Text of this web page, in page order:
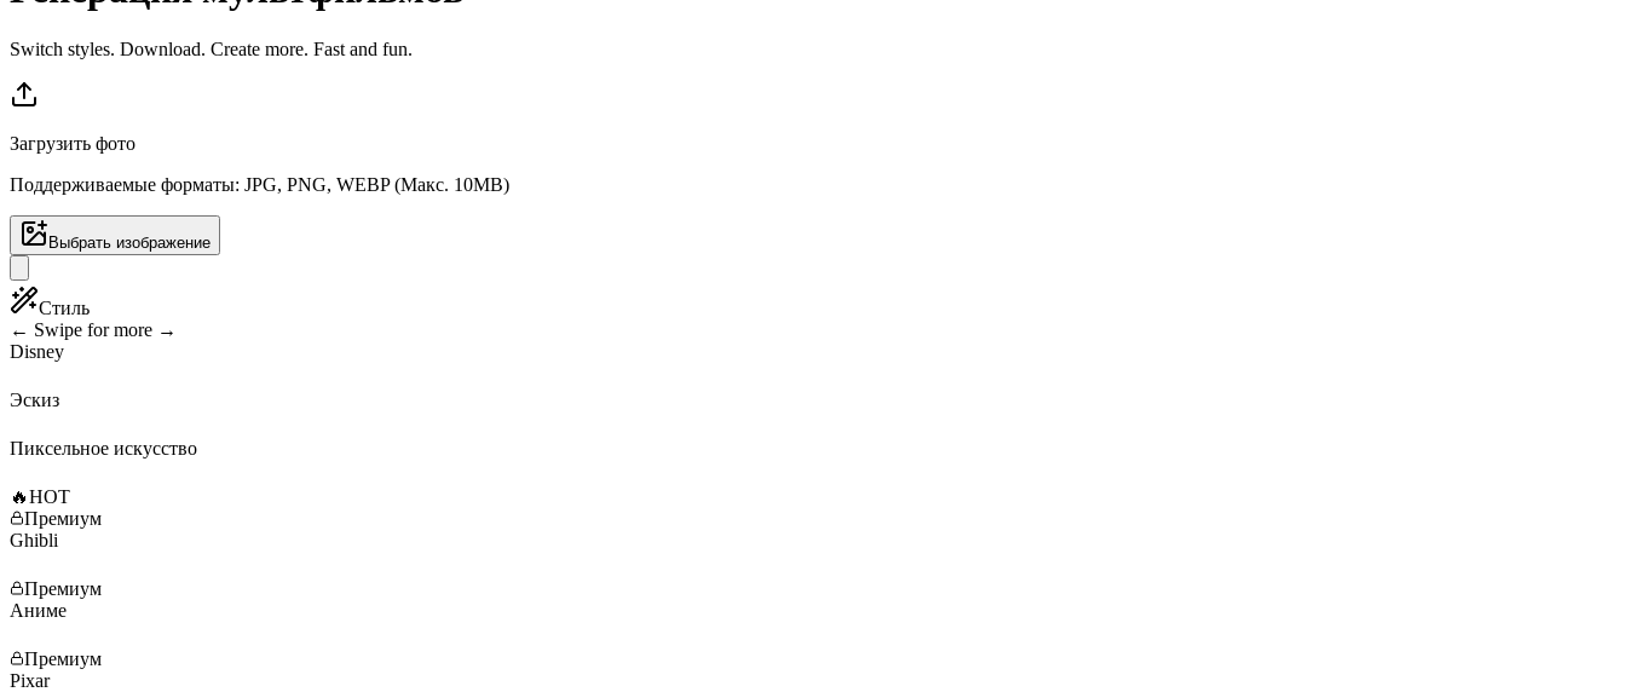
Switch styles. Download. Create more. Fast and fun.
Загрузить фото
Поддерживаемые форматы: JPG, PNG, WEBP (Макс. 10MB)
Выбрать изображение
Стиль
← Swipe for more →
Disney
Эскиз
Пиксельное искусство
🔥HOT
Премиум
Ghibli
Премиум
Аниме
Премиум
Pixar